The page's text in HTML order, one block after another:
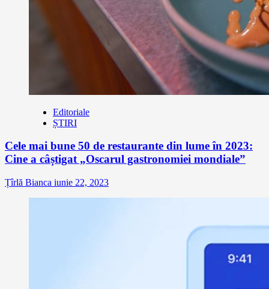
Editoriale
ȘTIRI
Cele mai bune 50 de restaurante din lume în 2023:
Cine a câștigat „Oscarul gastronomiei mondiale”
Țîrlă Bianca iunie 22, 2023